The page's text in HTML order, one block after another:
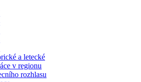
a letecké
v regionu
rozhlasu